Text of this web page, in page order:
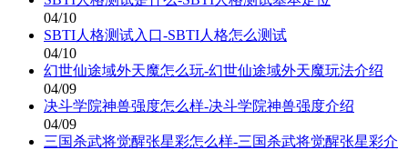
04/10
SBTI人格测试入口-SBTI人格怎么测试
04/10
幻世仙途域外天魔怎么玩-幻世仙途域外天魔玩法介绍
04/09
决斗学院神兽强度怎么样-决斗学院神兽强度介绍
04/09
三国杀武将觉醒张星彩怎么样-三国杀武将觉醒张星彩介